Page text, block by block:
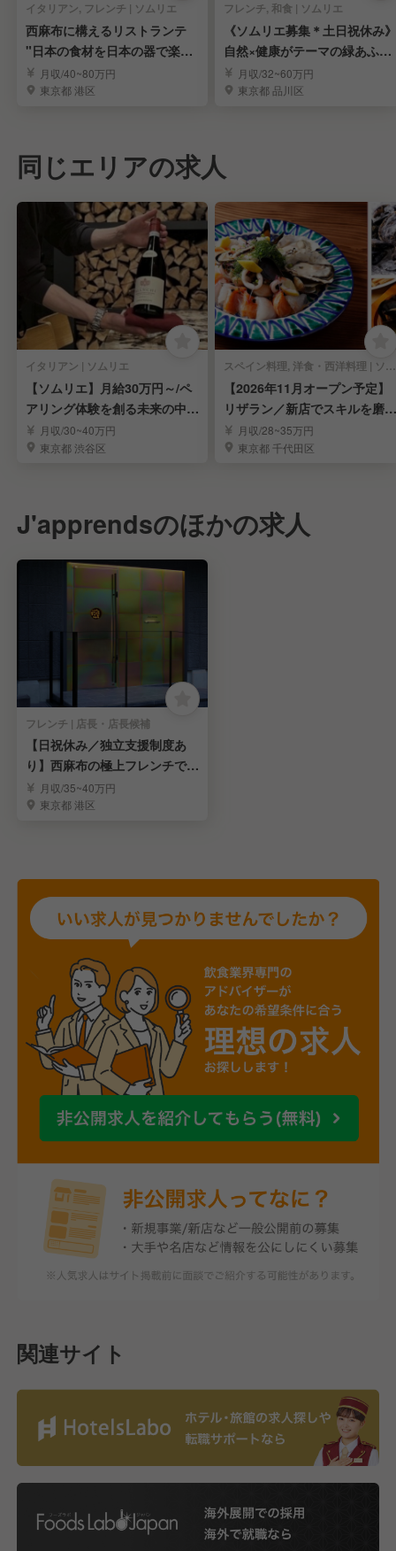
イタリアン, フレンチ | ソムリエ
西麻布に構えるリストランテ
"日本の食材を日本の器で楽し
む”サーヴィス担当
月収/40~80万円
東京都 港区
フレンチ, 和食 | ソムリエ
《ソムリエ募集＊土日祝休み》
自然×健康がテーマの緑あふれ
るカフェレストラン
月収/32~60万円
東京都 品川区
同じエリアの求人
イタリアン | ソムリエ
【ソムリエ】月給30万円～/ペ
アリング体験を創る未来の中核
メンバー募集
月収/30~40万円
東京都 渋谷区
スペイン料理, 洋食・西洋料理 | ソムリエ
【2026年11月オープン予定】
リザラン／新店でスキルを磨き
ませんか？
月収/28~35万円
東京都 千代田区
J'apprendsのほかの求人
フレンチ | 店長・店長候補
【日祝休み／独立支援制度あ
り】西麻布の極上フレンチで店
長候補募集／転勤なし
月収/35~40万円
東京都 港区
関連サイト